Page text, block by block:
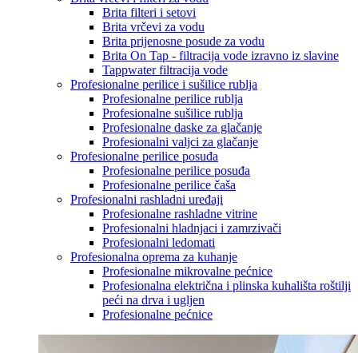
Brita filteri i setovi
Brita vrčevi za vodu
Brita prijenosne posude za vodu
Brita On Tap - filtracija vode izravno iz slavine
Tappwater filtracija vode
Profesionalne perilice i sušilice rublja
Profesionalne perilice rublja
Profesionalne sušilice rublja
Profesionalne daske za glačanje
Profesionalni valjci za glačanje
Profesionalne perilice posuđa
Profesionalne perilice posuđa
Profesionalne perilice čaša
Profesionalni rashladni uređaji
Profesionalne rashladne vitrine
Profesionalni hladnjaci i zamrzivači
Profesionalni ledomati
Profesionalna oprema za kuhanje
Profesionalne mikrovalne pećnice
Profesionalna električna i plinska kuhališta roštilji
peći na drva i ugljen
Profesionalne pećnice